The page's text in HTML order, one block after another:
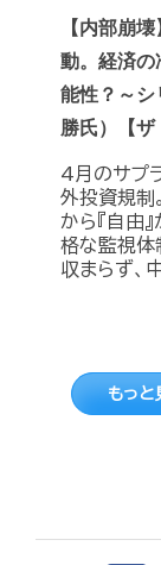
【内部崩
動。経済の
能性？～シ
勝氏）【ザ
4月のサプ
外投資規制
から『自由
格な監視体
収まらず、
もっと